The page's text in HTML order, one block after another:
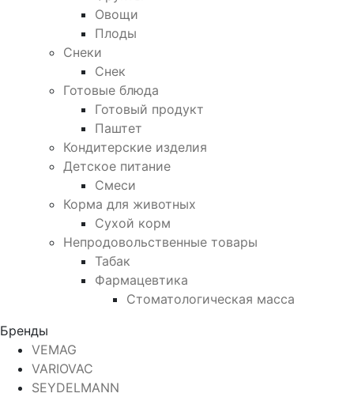
Овощи
Плоды
Снеки
Снек
Готовые блюда
Готовый продукт
Паштет
Кондитерские изделия
Детское питание
Смеси
Корма для животных
Сухой корм
Непродовольственные товары
Табак
Фармацевтика
Стоматологическая масса
Бренды
VEMAG
VARIOVAC
SEYDELMANN